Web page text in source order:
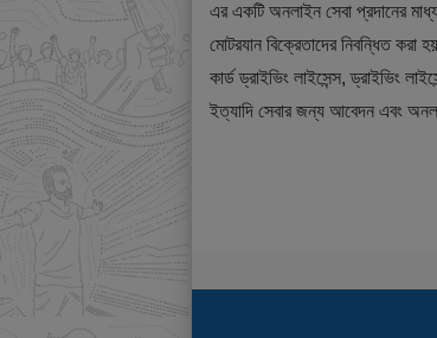
এর একটি অনলাইন সেবা প্রদানের
মোটরযান বিক্রেতাদের নিবন্ধিত করা
কার্ড ড্রাইভিং লাইসেন্স, ড্রাইভিং
ইত্যাদি সেবার জন্য আবেদন এবং